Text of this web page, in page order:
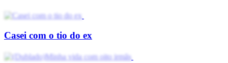
Casei com o tio do ex